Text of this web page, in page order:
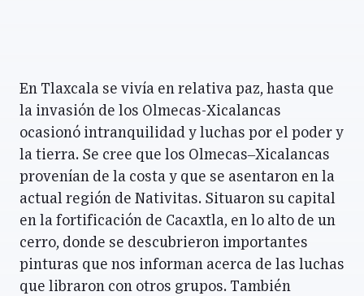
En Tlaxcala se vivía en relativa paz, hasta que
la invasión de los Olmecas-Xicalancas
ocasionó intranquilidad y luchas por el poder y
la tierra. Se cree que los Olmecas–Xicalancas
provenían de la costa y que se asentaron en la
actual región de Nativitas. Situaron su capital
en la fortificación de Cacaxtla, en lo alto de un
cerro, donde se descubrieron importantes
pinturas que nos informan acerca de las luchas
que libraron con otros grupos. También